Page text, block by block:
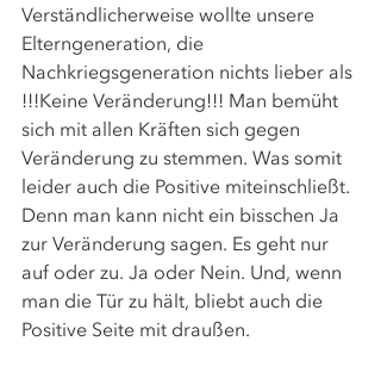
Verständlicherweise wollte unsere
Elterngeneration, die
Nachkriegsgeneration nichts lieber als
!!!Keine Veränderung!!! Man bemüht
sich mit allen Kräften sich gegen
Veränderung zu stemmen. Was somit
leider auch die Positive miteinschließt.
Denn man kann nicht ein bisschen Ja
zur Veränderung sagen. Es geht nur
auf oder zu. Ja oder Nein. Und, wenn
man die Tür zu hält, bliebt auch die
Positive Seite mit draußen.